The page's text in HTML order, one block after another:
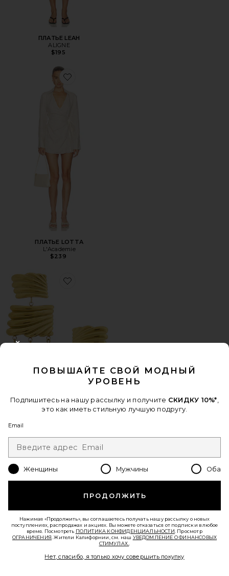
ПЛАТЬЕ LEAH
ALIGNE
$195
Favorite ПЛАТЬЕ LOTTA
ПЛАТЬЕ LOTTA
L'Academie
$239
Favorite КРУПНЫЕ СЕРЬГИ СТЕЙТМЕНТ SONORA
КРУПНЫЕ СЕРЬГИ СТЕЙТМЕНТ
SONORA
$55
Favorite ТОП LEXA
ПОВЫШАЙТЕ СВОЙ МОДНЫЙ
УРОВЕНЬ
Подпишитесь на нашу рассылку и получите СКИДКУ 10%*
это как иметь стильную лучшую подругу.
Email
Женщины Мужчины Оба
ПРОДОЛЖИТЬ
Нажимая «Продолжить», вы соглашаетесь получать нашу рассылку о новых
поступлениях, распродажах и акциях. Вы можете отказаться от подписки в любое
время. Посмотреть ПОЛИТИКА КОНФИДЕНЦИАЛЬНОСТИ . Просмотр
ОГРАНИЧЕНИЯ . Жители Калифорнии, см. наш УВЕДОМЛЕНИЕ О ФИНАНСОВЫХ
СТИМУЛАХ.
Нет, спасибо, я только хочу совершить покупку